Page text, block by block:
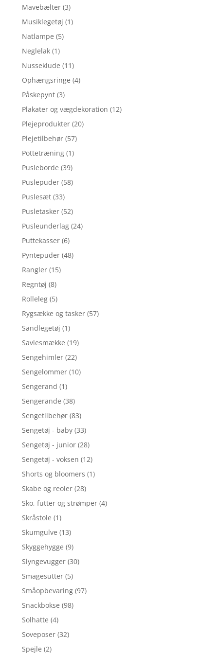
Mavebælter (3)
Musiklegetøj (1)
Natlampe (5)
Neglelak (1)
Nusseklude (11)
Ophængsringe (4)
Påskepynt (3)
Plakater og vægdekoration (12)
Plejeprodukter (20)
Plejetilbehør (57)
Pottetræning (1)
Pusleborde (39)
Puslepuder (58)
Puslesæt (33)
Pusletasker (52)
Pusleunderlag (24)
Puttekasser (6)
Pyntepuder (48)
Rangler (15)
Regntøj (8)
Rolleleg (5)
Rygsække og tasker (57)
Sandlegetøj (1)
Savlesmække (19)
Sengehimler (22)
Sengelommer (10)
Sengerand (1)
Sengerande (38)
Sengetilbehør (83)
Sengetøj - baby (33)
Sengetøj - junior (28)
Sengetøj - voksen (12)
Shorts og bloomers (1)
Skabe og reoler (28)
Sko, futter og strømper (4)
Skråstole (1)
Skumgulve (13)
Skyggehygge (9)
Slyngevugger (30)
Smagesutter (5)
Småopbevaring (97)
Snackbokse (98)
Solhatte (4)
Soveposer (32)
Spejle (2)